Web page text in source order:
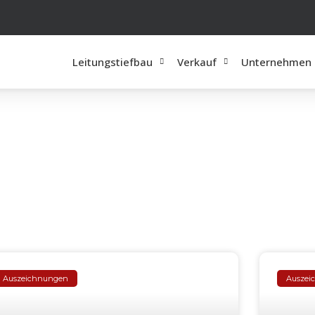
Leitungstiefbau Verkauf Unternehmen
Auszeichnungen